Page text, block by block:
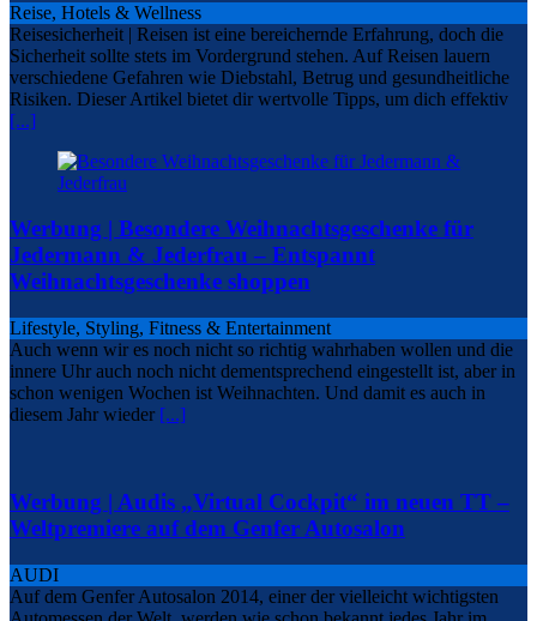
Reise, Hotels & Wellness
Reisesicherheit | Reisen ist eine bereichernde Erfahrung, doch die
Sicherheit sollte stets im Vordergrund stehen. Auf Reisen lauern
verschiedene Gefahren wie Diebstahl, Betrug und gesundheitliche
Risiken. Dieser Artikel bietet dir wertvolle Tipps, um dich effektiv
[...]
Werbung | Besondere Weihnachtsgeschenke für
Jedermann & Jederfrau – Entspannt
Weihnachtsgeschenke shoppen
Lifestyle, Styling, Fitness & Entertainment
Auch wenn wir es noch nicht so richtig wahrhaben wollen und die
innere Uhr auch noch nicht dementsprechend eingestellt ist, aber in
schon wenigen Wochen ist Weihnachten. Und damit es auch in
diesem Jahr wieder [...]
Werbung | Audis „Virtual Cockpit“ im neuen TT –
Weltpremiere auf dem Genfer Autosalon
AUDI
Auf dem Genfer Autosalon 2014, einer der vielleicht wichtigsten